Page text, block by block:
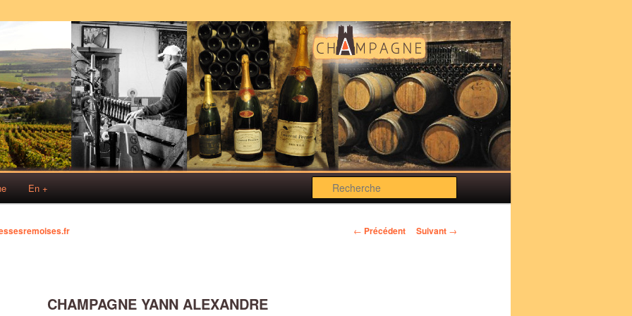
Rémoises
En +
Navigation
← Précédent Suivant →
CHAMPAGNE YANN ALEXANDRE